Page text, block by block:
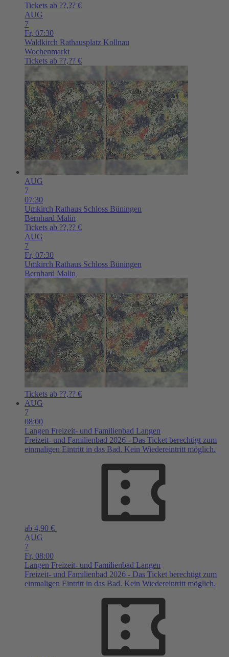
Tickets ab ??,?? €
AUG
7
Fr, 07:30
Waldkirch Rathausplatz Kollnau
Wochenmarkt
Tickets ab ??,?? €
AUG
7
07:30
Umkirch Rathaus Schloss Büningen
Bernhard Malin
Tickets ab ??,?? €
AUG
7
Fr, 07:30
Umkirch Rathaus Schloss Büningen
Bernhard Malin
Tickets ab ??,?? €
AUG
7
08:00
Langen Freizeit- und Familienbad Langen
Freizeit- und Familienbad 2026 - Das Ticket berechtigt zum
einmaligen Eintritt in das Bad. Kein Wiedereintritt möglich.
ab 4,90 €
AUG
7
Fr, 08:00
Langen Freizeit- und Familienbad Langen
Freizeit- und Familienbad 2026 - Das Ticket berechtigt zum
einmaligen Eintritt in das Bad. Kein Wiedereintritt möglich.